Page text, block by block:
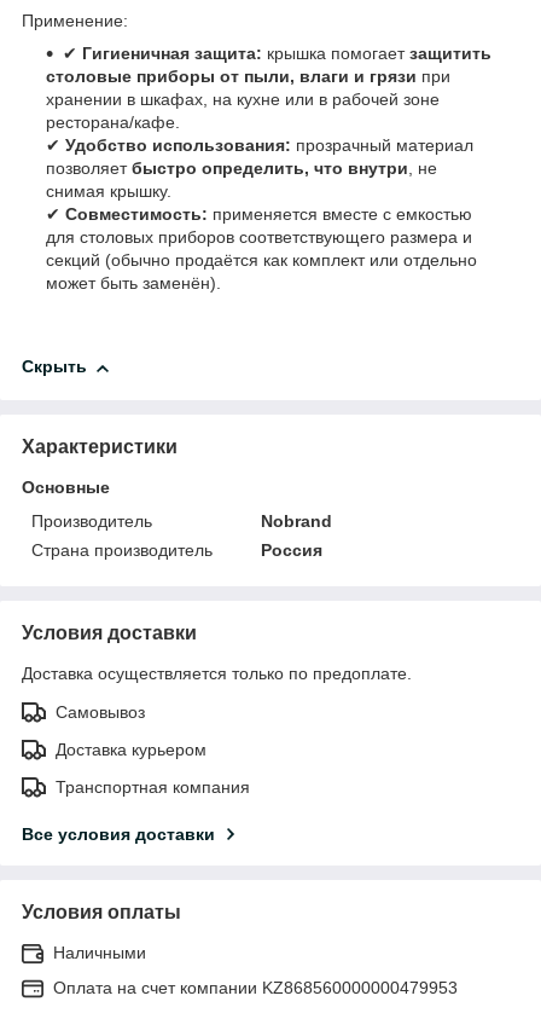
Применение:
✔ Гигиеничная защита: крышка помогаетзащитить
столовые приборы от пыли, влаги и грязи при
хранении в шкафах, на кухне или в рабочей зоне
ресторана/кафе.
✔ Удобство использования: прозрачный материал
позволяетбыстро определить, что внутри, не
снимая крышку.
✔ Совместимость: применяется вместе с емкостью
для столовых приборов соответствующего размера и
секций (обычно продаётся как комплект или отдельно
может быть заменён).
Скрыть
Характеристики
Основные
Производитель
Nobrand
Страна производитель
Россия
Условия доставки
Доставка осуществляется только по предоплате.
Самовывоз
Доставка курьером
Транспортная компания
Все условия доставки
Условия оплаты
Наличными
Оплата на счет компании KZ868560000000479953